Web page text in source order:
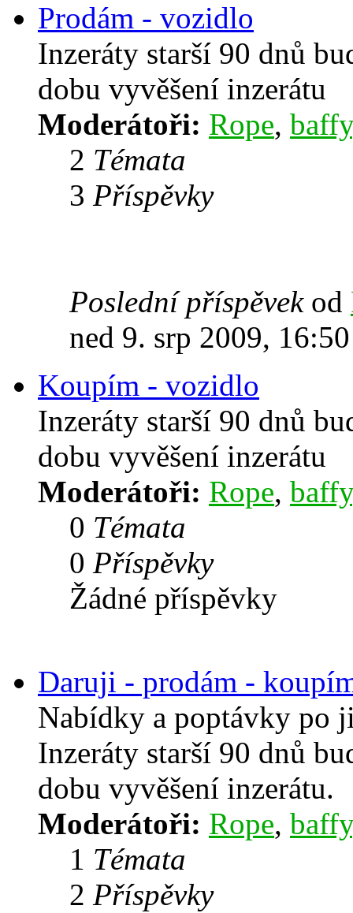
Prodám - vozidlo
Inzeráty starší 90 dnů
dobu vyvěšení inzerátu
Moderátoři: Rope, baffy
2 Témata
3 Příspěvky
Poslední příspěvekod
ned 9. srp 2009, 16:50
Koupím - vozidlo
Inzeráty starší 90 dnů
dobu vyvěšení inzerátu
Moderátoři: Rope, baffy
0 Témata
0 Příspěvky
Žádné příspěvky
Daruji - prodám -
Nabídky a poptávky po
Inzeráty starší 90 dnů
dobu vyvěšení inzerátu.
Moderátoři: Rope, baffy
1 Témata
2 Příspěvky